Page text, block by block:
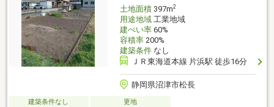
土地面積397m2
用途地域工業地域
建ぺい率60%
容積率200%
建築条件なし
ＪＲ東海道本線 片浜駅 徒歩16分
静岡県沼津市松長
建築条件なし 更地